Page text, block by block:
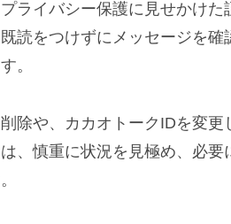
ライバシー保護に見せかけた
読をつけずにメッセージを確
。
除や、カカオトークIDを変更
、慎重に状況を見極め、必要